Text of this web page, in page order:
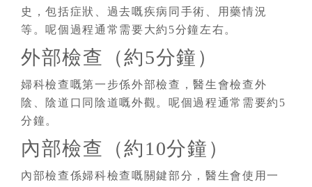
史，包括症狀、過去嘅疾病同手術、用藥情況
等。呢個過程通常需要大約5分鐘左右。
外部檢查（約5分鐘）
婦科檢查嘅第一步係外部檢查，醫生會檢查外
陰、陰道口同陰道嘅外觀。呢個過程通常需要約5
分鐘。
內部檢查（約10分鐘）
內部檢查係婦科檢查嘅關鍵部分，醫生會使用一